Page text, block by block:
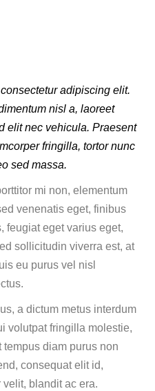
adipiscing elit.
nisl a, laoreet
elit nec vehicula. Praesent
fringilla, tortor nunc
sed massa.
mi non, elementum
venenatis eget, finibus
feugiat eget varius eget,
sollicitudin viverra est, at
eu purus vel nisl
a dictum metus interdum
volutpat fringilla molestie,
tempus diam purus non
consequat elit id,
blandit ac era.